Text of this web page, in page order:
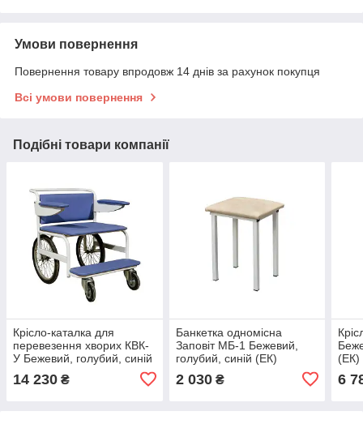
Умови повернення
Повернення товару впродовж 14 днів за рахунок покупця
Всі умови повернення
Подібні товари компанії
Крісло-каталка для
перевезення хворих КВК-
У Бежевий, голубий, синій
14 230 ₴
Банкетка одномісна
Заповіт МБ-1 Бежевий,
голубий, синій (ЕК)
2 030₴
(ЕК)
6